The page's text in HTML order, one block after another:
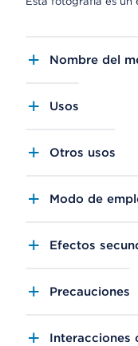
Nombre del
Usos
Otros usos
Modo de
Efectos
Precauciones
Interacciones